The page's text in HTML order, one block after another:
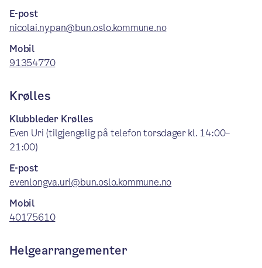
E-post
nicolai.nypan@bun.oslo.kommune.no
Mobil
91354770
Krølles
Klubbleder Krølles
Even Uri (tilgjengelig på telefon torsdager kl. 14:00–
21:00)
E-post
evenlongva.uri@bun.oslo.kommune.no
Mobil
40175610
Helgearrangementer